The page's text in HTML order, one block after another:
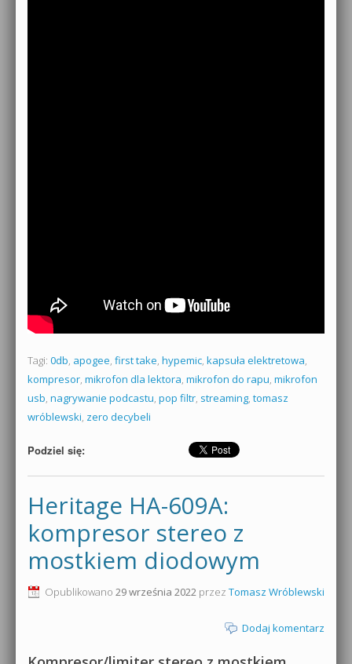
Tagi: 0db, apogee, first take, hypemic, kapsuła elektretowa,
kompresor, mikrofon dla lektora, mikrofon do rapu, mikrofon
usb, nagrywanie podcastu, pop filtr, streaming, tomasz
wróblewski, zero decybeli
Podziel się:
Heritage HA-609A:
kompresor stereo z
mostkiem diodowym
Opublikowano 29 września 2022 przez Tomasz Wróblewski
Dodaj komentarz